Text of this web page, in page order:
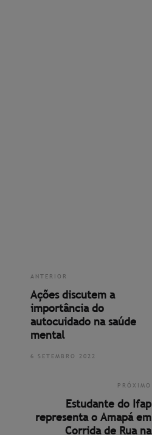
ANTERIOR
Ações discutem a
importância do
autocuidado na saúde
mental
6 SETEMBRO 2022
PRÓXIMO
Estudante do Ifap
representa o Amapá em
Corrida de Rua na